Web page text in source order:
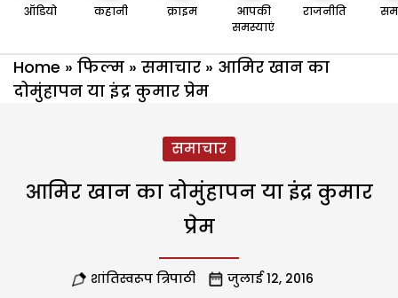
ऑडियो कहानी क्राइम
आपकी
समस्याएं
राजनीति
Home » फिल्म » समाचार » आमिर खान का
दोमुंहापन या इंद्र कुमार प्रेम
समाचार
आमिर खान का दोमुंहापन या इंद्र कुमार
प्रेम
शांतिस्वरूप त्रिपाठी जुलाई 12, 2016